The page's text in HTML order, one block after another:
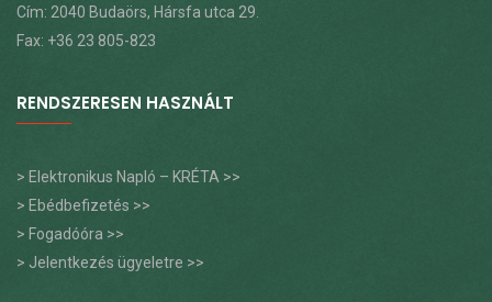
Cím: 2040 Budaörs, Hársfa utca 29.
Fax: +36 23 805-823
RENDSZERESEN HASZNÁLT
> Elektronikus Napló – KRÉTA >>
> Ebédbefizetés >>
> Fogadóóra >>
> Jelentkezés ügyeletre >>